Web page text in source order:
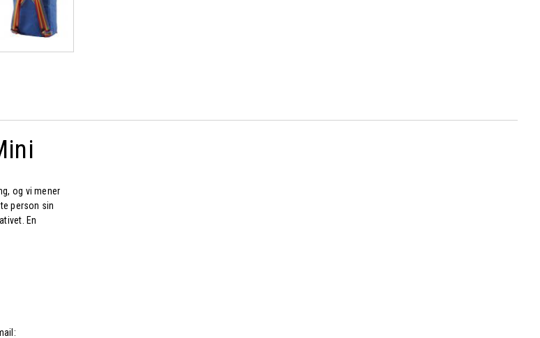
og vi mener
person sin
En